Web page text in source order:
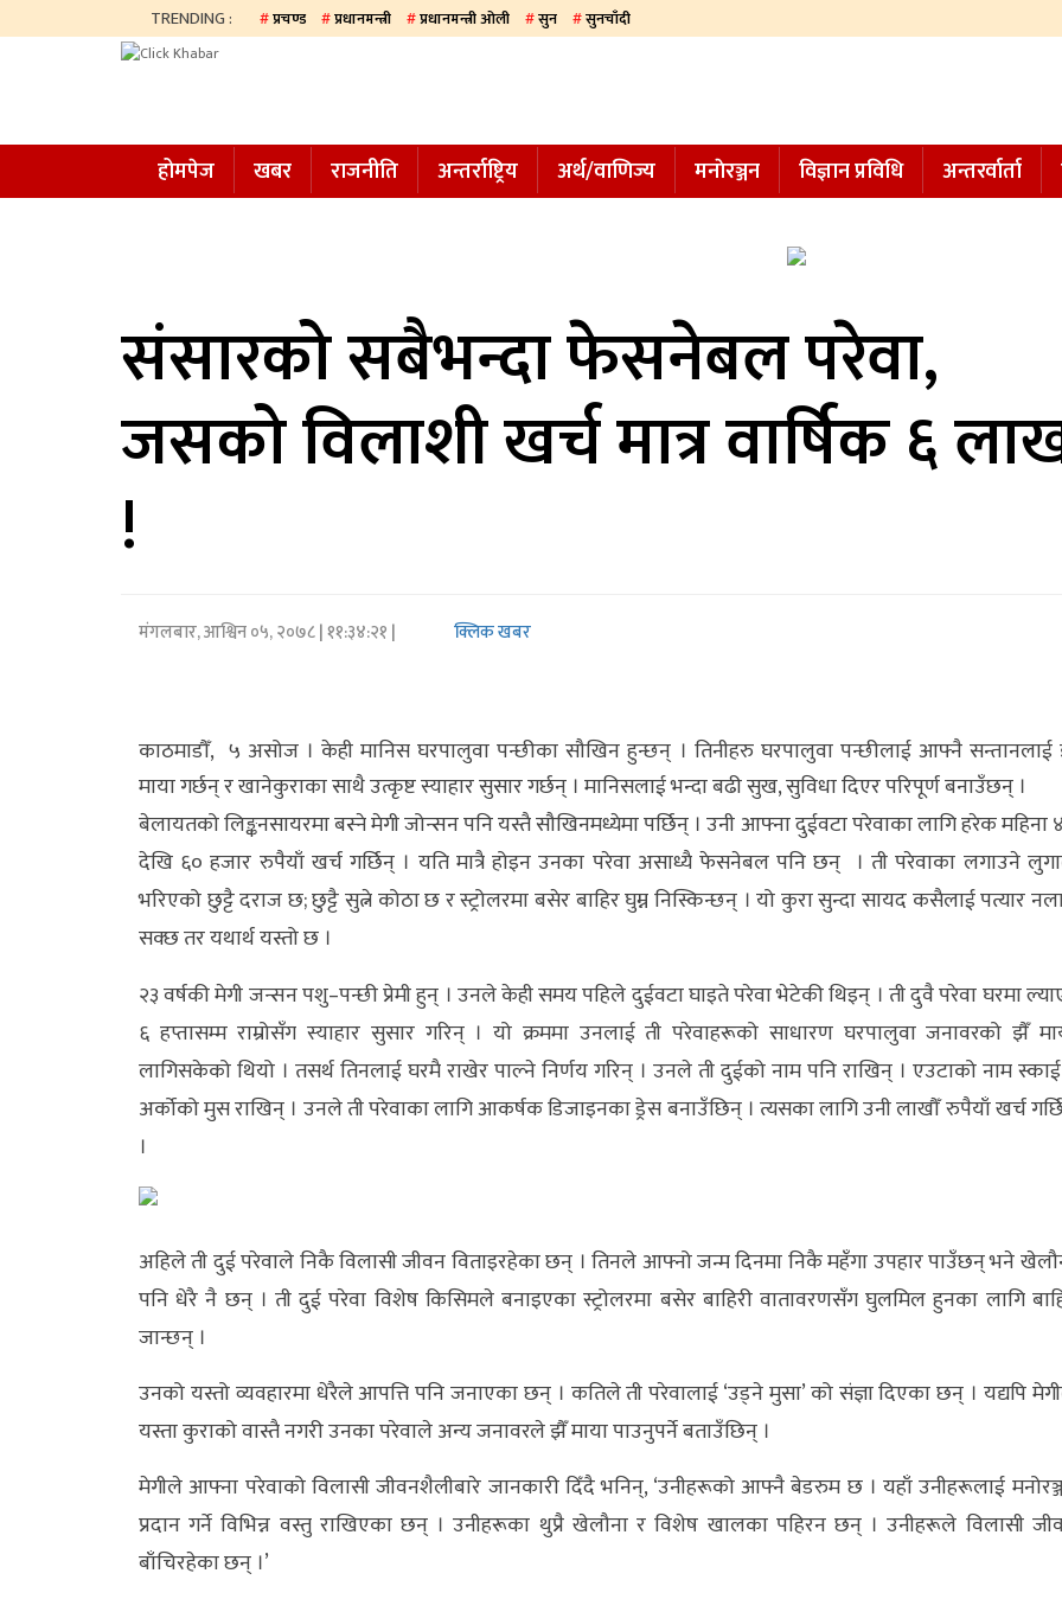
TRENDING : प्रचण्ड प्रधानमन्त्री प्रधानमन्त्री ओली सुन सुनचाँदी
खबर
समाज
सम्पादकीय
होमपेज खबर राजनीति अन्तर्राष्ट्रिय अर्थ/वाणिज्य मनाेरञ्जन विज्ञान प्रविधि अन्तरर्वार्ता
संसारको सबैभन्दा फेसनेबल परेवा,
जसको विलाशी खर्च मात्र वार्षिक ६
!
मंगलबार, आश्विन ०५, २०७८| ११:३४:२१ | क्लिक खबर
काठमाडौँ, ५ असोज । केही मानिस घरपालुवा पन्छीका सौखिन हुन्छन् । तिनीहरु घरपालुवा पन्छीलाई आफ्नै
माया गर्छन् र खानेकुराका साथै उत्कृष्ट स्याहार सुसार गर्छन् । मानिसलाई भन्दा बढी सुख, सुविधा दिएर परिपूर्ण बनाउँछन् ।
बेलायतको लिङ्कनसायरमा बस्ने मेगी जोन्सन पनि यस्तै सौखिनमध्येमा पर्छिन् । उनी आफ्ना दुईवटा परेवाका लागि हरेक महिना
देखि ६० हजार रुपैयाँ खर्च गर्छिन् । यति मात्रै होइन उनका परेवा असाध्यै फेसनेबल पनि छन् । ती परेवाका लगाउने
भरिएको छुट्टै दराज छ; छुट्टै सुत्ने कोठा छ र स्ट्रोलरमा बसेर बाहिर घुम्न निस्किन्छन् । यो कुरा सुन्दा सायद कसैलाई पत्यार
सक्छ तर यथार्थ यस्तो छ ।
२३ वर्षकी मेगी जन्सन पशु–पन्छी प्रेमी हुन् । उनले केही समय पहिले दुईवटा घाइते परेवा भेटेकी थिइन् । ती दुवै परेवा घरमा
६ हप्तासम्म राम्रोसँग स्याहार सुसार गरिन् । यो क्रममा उनलाई ती परेवाहरूको साधारण घरपालुवा जनावरको झैँ
लागिसकेको थियो । तसर्थ तिनलाई घरमै राखेर पाल्ने निर्णय गरिन् । उनले ती दुईको नाम पनि राखिन् । एउटाको नाम
अर्कोको मुस राखिन् । उनले ती परेवाका लागि आकर्षक डिजाइनका ड्रेस बनाउँछिन् । त्यसका लागि उनी लाखौँ रुपैयाँ खर्च
।
अहिले ती दुई परेवाले निकै विलासी जीवन विताइरहेका छन् । तिनले आफ्नो जन्म दिनमा निकै महँगा उपहार पाउँछन् भने
पनि धेरै नै छन् । ती दुई परेवा विशेष किसिमले बनाइएका स्ट्रोलरमा बसेर बाहिरी वातावरणसँग घुलमिल हुनका लागि
जान्छन् ।
उनको यस्तो व्यवहारमा धेरैले आपत्ति पनि जनाएका छन् । कतिले ती परेवालाई ‘उड्ने मुसा’ को संज्ञा दिएका छन् । यद्यपि
यस्ता कुराको वास्तै नगरी उनका परेवाले अन्य जनावरले झैँ माया पाउनुपर्ने बताउँछिन् ।
मेगीले आफ्ना परेवाको विलासी जीवनशैलीबारे जानकारी दिँदै भनिन्, ‘उनीहरूको आफ्नै बेडरुम छ । यहाँ उनीहरूलाई
प्रदान गर्ने विभिन्न वस्तु राखिएका छन् । उनीहरूका थुप्रै खेलौना र विशेष खालका पहिरन छन् । उनीहरूले विलासी
बाँचिरहेका छन् ।’